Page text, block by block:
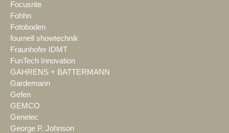
Focusrite
Fohhn
Fotoboden
fournell showtechnik
Fraunhofer IDMT
FunTech Innovation
GAHRENS + BATTERMANN
Gardemann
Gefen
GEMCO
Genelec
George P. Johnson